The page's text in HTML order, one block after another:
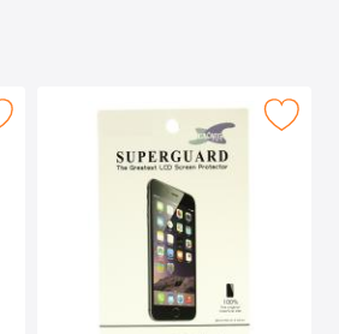
8.1 som favoritt
Merk skjermbeskyttelse